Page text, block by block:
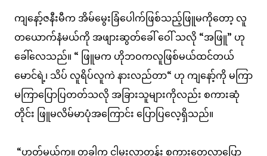
ကျနော့်ဇနီးမီက အိမ်မွေးခြံပေါက်ဖြစ်သည့်ဖြူမကိုတော့ လူ
တယောက်နံမယ်ကို အဖျားဆွတ်ခေါ် ဝေါ် သလို “အဖြူ” ဟု
ခေါ်လေသည်။ “ ဖြူမက ဟိုဘဝကလူဖြစ်မယ်ထင်တယ်
မောင်ရဲ့၊ သိပ် လူရိပ်လူကဲ နားလည်တာ“ ဟု ကျနော့်ကို မကြာ
မကြာပြောပြတတ်သလို အခြားသူများကိုလည်း စကားဆုံ
တိုင်း ဖြူမလိမ်မာပုံအကြောင်း ပြောပြလေ့ရှိသည်။
“ဟုတ်မယ်ကွ။ တခါက ငါမူးလာတုန်း စကားတွေလာပြော